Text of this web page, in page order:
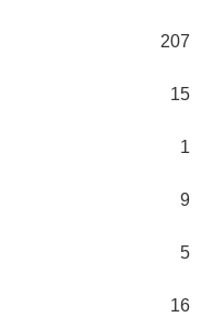
207
15
1
9
5
16